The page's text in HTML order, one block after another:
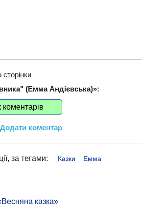
(Емма Андієвська)»:
коментар
за тегами: Казки
Емма
казка»